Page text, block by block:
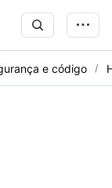
e código